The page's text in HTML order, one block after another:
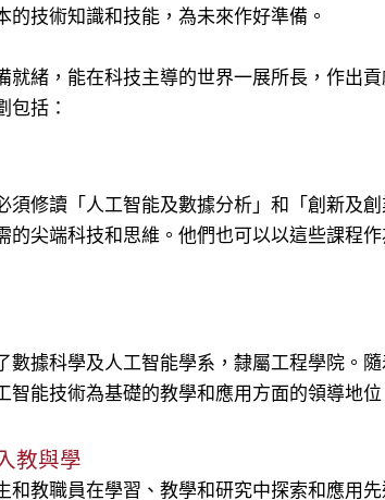
的技術知識和技能，為未來作好準備。
就緒，能在科技主導的世界一展所長，作出
包括：
須修讀「人工智能及數據分析」和「創新及
的尖端科技和思維。他們也可以以這些課程
數據科學及人工智能學系，隸屬工程學院。
智能技術為基礎的教學和應用方面的領導地位
教與學
和教職員在學習、教學和研究中探索和應用